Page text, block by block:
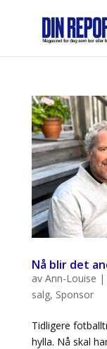
Nå blir det
av Ann-Louise |
salg, Sponsor
Tidligere
hylla. Nå skal